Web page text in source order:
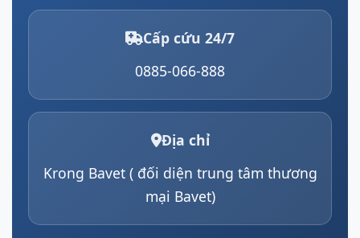
Cấp cứu 24/7
0885-066-888
Địa chỉ
Krong Bavet ( đối diện trung tâm thương
mại Bavet)